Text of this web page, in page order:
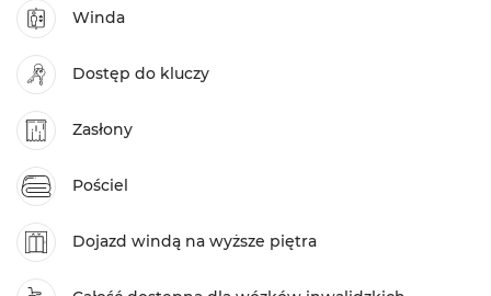
Winda
Dostęp do kluczy
Zasłony
Pościel
Dojazd windą na wyższe piętra